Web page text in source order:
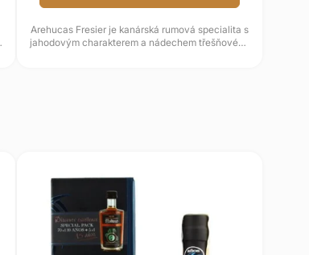
Arehucas Fresier je kanárská rumová specialita s
jahodovým charakterem a nádechem třešňového